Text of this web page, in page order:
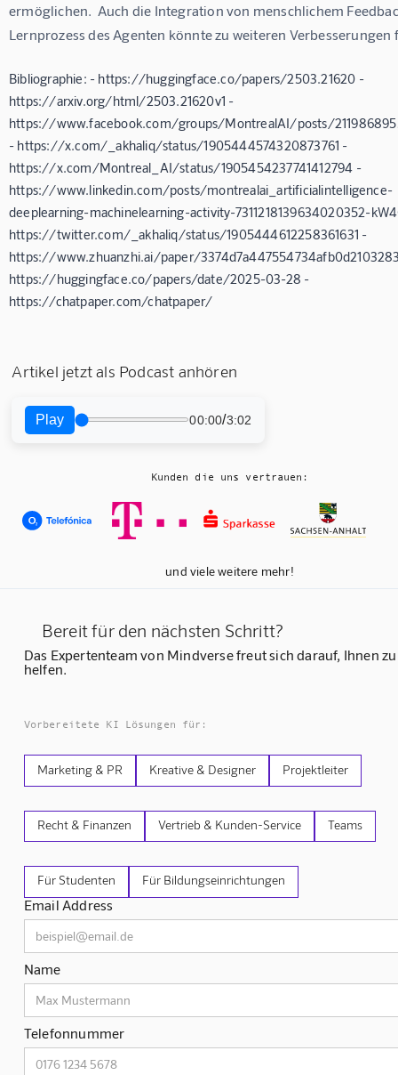
ermöglichen.  Auch die Integration von menschlichem
Lernprozess des Agenten könnte zu weiteren Verbesserungen
Bibliographie: - https://huggingface.co/papers/2503.21620 -
https://arxiv.org/html/2503.21620v1 -
https://www.facebook.com/groups/MontrealAI/posts/
- https://x.com/_akhaliq/status/1905444574320873761 -
https://x.com/Montreal_AI/status/1905454237741412794 -
https://www.linkedin.com/posts/montrealai_artificialintelligence-
deeplearning-machinelearning-activity-7311218139634020352-
https://twitter.com/_akhaliq/status/1905444612258361631 -
https://www.zhuanzhi.ai/paper/
https://huggingface.co/papers/date/2025-03-28 -
https://chatpaper.com/chatpaper/
Artikel jetzt als Podcast anhören
Play 00:00/3:02
Kunden die uns vertrauen:
und viele weitere mehr!
Bereit für den nächsten Schritt?
Das Expertenteam von Mindverse freut sich darauf, Ihnen zu
helfen.
Vorbereitete KI Lösungen für:
Marketing & PR Kreative & Designer Projektleiter
Recht & Finanzen Vertrieb & Kunden-Service Teams
Für Studenten Für Bildungseinrichtungen
Email Address
Name
Telefonnummer